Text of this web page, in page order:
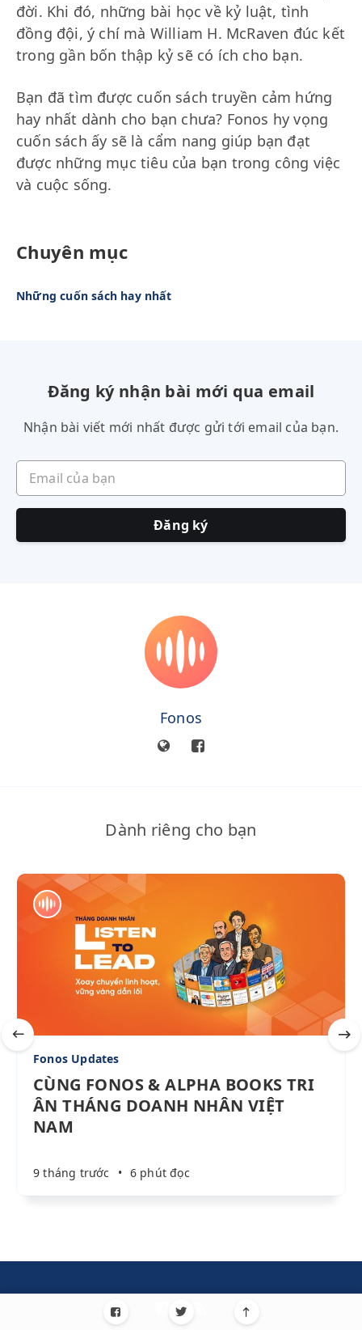
đời. Khi đó, những bài học về kỷ luật, tình
đồng đội, ý chí mà William H. McRaven đúc kết
trong gần bốn thập kỷ sẽ có ích cho bạn.
Bạn đã tìm được cuốn sách truyền cảm hứng
hay nhất dành cho bạn chưa? Fonos hy vọng
cuốn sách ấy sẽ là cẩm nang giúp bạn đạt
được những mục tiêu của bạn trong công việc
và cuộc sống.
Chuyên mục
Những cuốn sách hay nhất
Đăng ký nhận bài mới qua email
Nhận bài viết mới nhất được gửi tới email của bạn.
Email của bạn
Đăng ký
Fonos
Dành riêng cho bạn
Fonos Updates
CÙNG FONOS & ALPHA BOOKS TRI
ÂN THÁNG DOANH NHÂN VIỆT
NAM
9 tháng trước • 6 phút đọc